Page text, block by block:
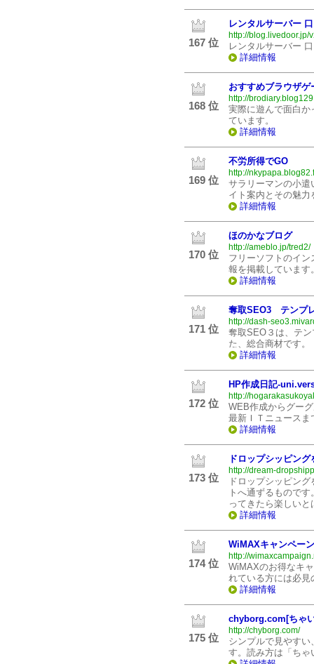
167 位
レンタルサーバー
http://blog.livedoor.jp/
レンタルサーバー
詳細情報
168 位
おすすめブラウザゲ
http://
実際に遊んで面白か
ています。
詳細情報
169 位
不労所得でGO
http://
サラリーマンの小
イト案内とその魅
詳細情報
170 位
ほのかなブログ
http://ameblo.jp/tred2/
フリーソフトのイ
報を掲載しています
詳細情報
171 位
奪取SEO3 テンプ
http://dash-
奪取SEO３は、テ
た、総合商材です。
詳細情報
172 位
HP作成日記-
http://
WEB作成からグー
最新ＩＴニュースま
詳細情報
173 位
ドロップシッピン
http://dream-
ドロップシッピン
トへ通ずるもので
ってきたら楽しい
詳細情報
174 位
WiMAXキャンペーン
http://
WiMAXのお得なキ
れている方には必見
詳細情報
175 位
chyborg.com[ちゃ
http://chyborg.com/
シンプルで見やす
す。読み方は「ちゃ